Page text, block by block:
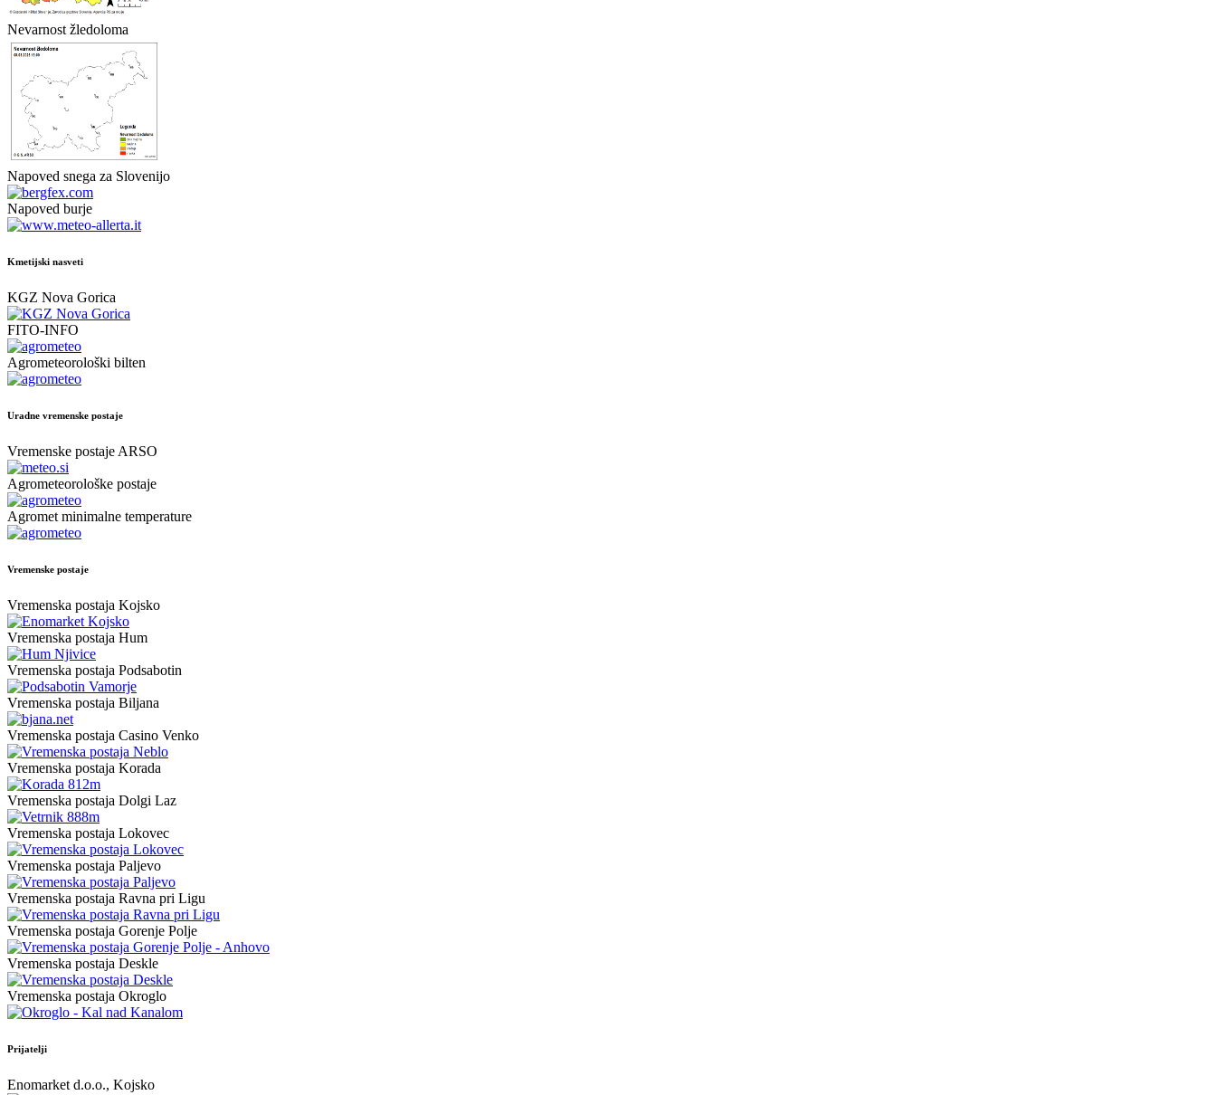
Nevarnost žledoloma
Napoved snega za Slovenijo
Napoved burje
Kmetijski nasveti
KGZ Nova Gorica
FITO-INFO
Agrometeorološki bilten
Uradne vremenske postaje
Vremenske postaje ARSO
Agrometeorološke postaje
Agromet minimalne temperature
Vremenske postaje
Vremenska postaja Kojsko
Vremenska postaja Hum
Vremenska postaja Podsabotin
Vremenska postaja Biljana
Vremenska postaja Casino Venko
Vremenska postaja Korada
Vremenska postaja Dolgi Laz
Vremenska postaja Lokovec
Vremenska postaja Paljevo
Vremenska postaja Ravna pri Ligu
Vremenska postaja Gorenje Polje
Vremenska postaja Deskle
Vremenska postaja Okroglo
Prijatelji
Enomarket d.o.o., Kojsko